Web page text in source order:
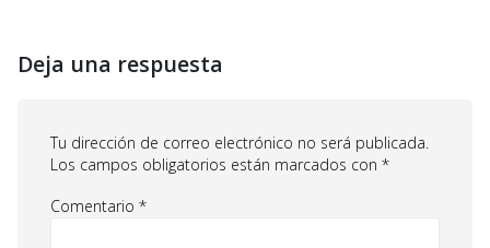
Deja una respuesta
Tu dirección de correo electrónico no será publicada.
Los campos obligatorios están marcados con *
Comentario *